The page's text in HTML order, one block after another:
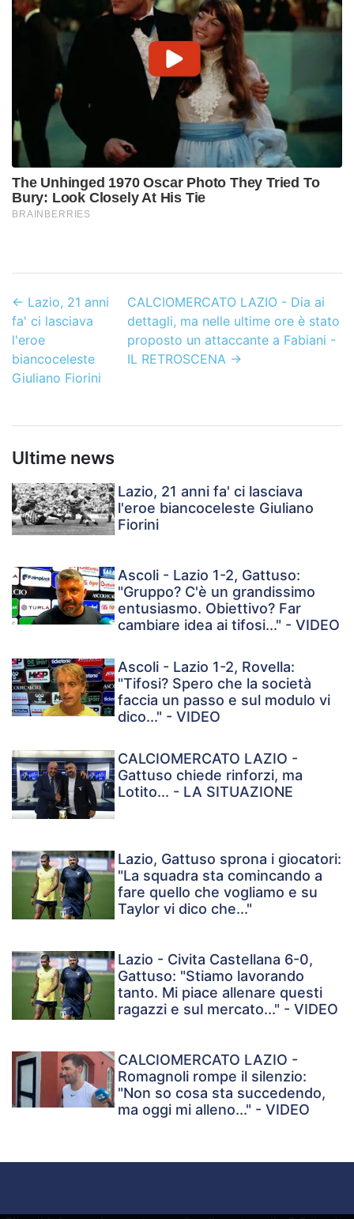
← Lazio, 21 anni
fa' ci lasciava
l'eroe
biancoceleste
Giuliano Fiorini
CALCIOMERCATO LAZIO - Dia ai
dettagli, ma nelle ultime ore è stato
proposto un attaccante a Fabiani -
IL RETROSCENA→
Ultime news
Lazio, 21 anni fa' ci lasciava
l'eroe biancoceleste Giuliano
Fiorini
Ascoli - Lazio 1-2, Gattuso:
"Gruppo? C'è un grandissimo
entusiasmo. Obiettivo? Far
cambiare idea ai tifosi..." - VIDEO
Ascoli - Lazio 1-2, Rovella:
"Tifosi? Spero che la società
faccia un passo e sul modulo vi
dico..." - VIDEO
CALCIOMERCATO LAZIO -
Gattuso chiede rinforzi, ma
Lotito... - LA SITUAZIONE
Lazio, Gattuso sprona i giocatori:
"La squadra sta comincando a
fare quello che vogliamo e su
Taylor vi dico che..."
Lazio - Civita Castellana 6-0,
Gattuso: "Stiamo lavorando
tanto. Mi piace allenare questi
ragazzi e sul mercato..." - VIDEO
CALCIOMERCATO LAZIO -
Romagnoli rompe il silenzio:
"Non so cosa sta succedendo,
ma oggi mi alleno..." - VIDEO